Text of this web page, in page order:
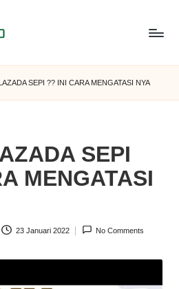
SEPI ?? INI CARA MENGATASI NYA
SEPI
MENGATASI
23 Januari 2022 No Comments